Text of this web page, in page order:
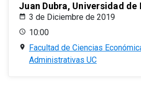
Juan Dubra, Universidad
3 de Diciembre de 2019
10:00
Facultad de Ciencias
Administrativas UC